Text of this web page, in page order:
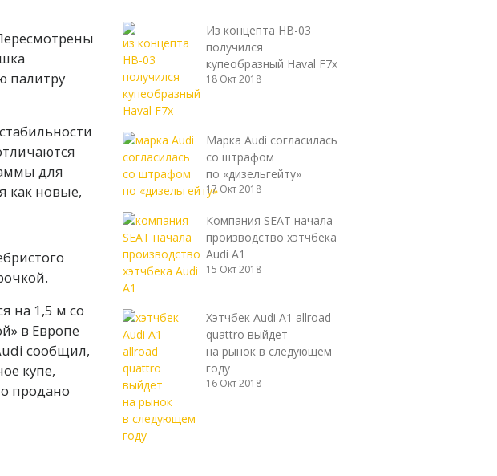
палитру
для
как новые,
на 1,5 м со
в Европе
сообщил,
купе,
продано
Из концепта HB-03
получился
купеобразный Haval F7x
18 Окт 2018
Марка Audi согласилась
со штрафом
по «дизельгейту»
17 Окт 2018
Компания SEAT начала
производство хэтчбека
Audi A1
15 Окт 2018
Хэтчбек Audi A1 allroad
quattro выйдет
на рынок в следующем
году
16 Окт 2018